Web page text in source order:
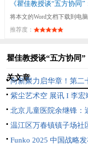
将本文的Word文档下载到电
推荐度：
瞿佳教授谈“五方协同
关文章
向新聚力启华章！第二
文博会中芬设计园分会
紫尘艺术空 展讯 I 李宏
展【游心造境】
北京儿童医院余继锋：
控不是选择题，而是必
温江区万春镇镇子场社
展“分类绿色低碳，共建
Funko 2025 中国战略